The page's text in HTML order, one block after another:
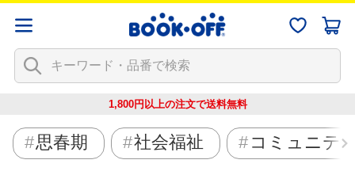
1,800円以上の注文で送料無料
思春期 社会福祉 コミュニテ